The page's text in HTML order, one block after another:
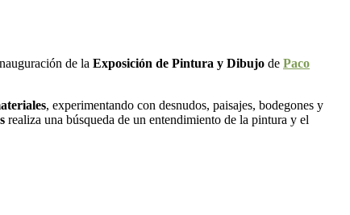
de la Exposición de Pintura y Dibujo de Paco
, experimentando con desnudos, paisajes, bodegones y
realiza una búsqueda de un entendimiento de la pintura y el